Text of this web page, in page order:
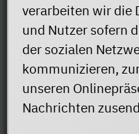
verarbeiten wir die
und Nutzer sofern
der sozialen
kommunizieren,
unseren
Nachrichten